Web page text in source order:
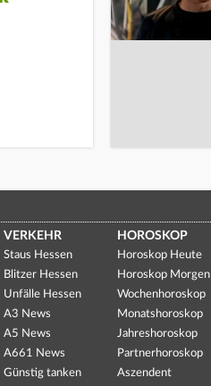
VERKEHR
Staus Hessen
Blitzer Hessen
Unfälle Hessen
A3 News
A5 News
A661 News
Günstig tanken
HOROSKOP
Horoskop Heute
Horoskop Morgen
Wochenhoroskop
Monatshoroskop
Jahreshoroskop
Partnerhoroskop
Aszendent